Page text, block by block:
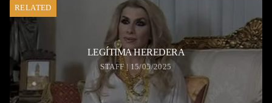
RELATED
LEGÍTIMA HEREDERA
STAFF | 15/05/2025